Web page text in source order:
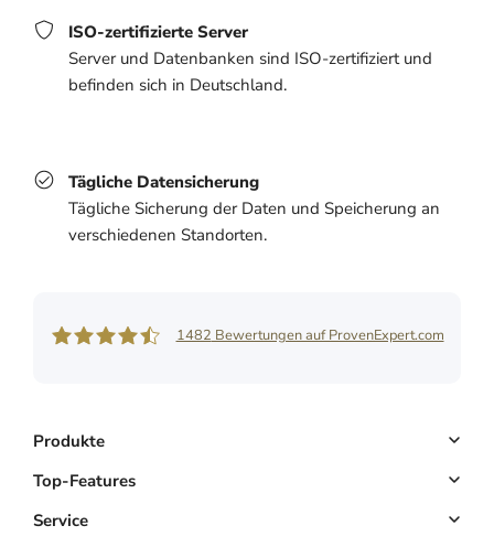
ISO-zertifizierte Server
Server und Datenbanken sind ISO-zertifiziert und
befinden sich in Deutschland.
Tägliche Datensicherung
Tägliche Sicherung der Daten und Speicherung an
verschiedenen Standorten.
1482 Bewertungen auf ProvenExpert.com
Produkte
Buchungssystem
Kassensystem
Top-Features
Online-Terminbuchung
Service